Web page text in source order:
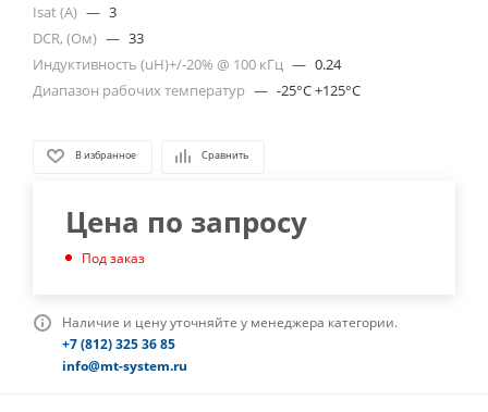
Isat (A) — 3
DCR, (Ом) — 33
Индуктивность (uH)+/-20% @ 100 кГц — 0.24
Диапазон рабочих температур — -25°C +125°C
В избранное Сравнить
Цена по запросу
Под заказ
Наличие и цену уточняйте у менеджера категории.
+7 (812) 325 36 85
info@mt-system.ru